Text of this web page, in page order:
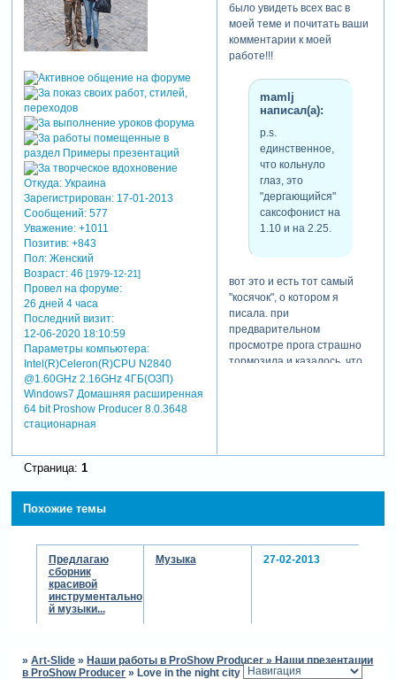
Откуда:Украина
Зарегистрирован: 17-01-2013
Сообщений:577
Уважение: +1011
Позитив: +843
Пол:Женский
Возраст:46 [1979-12-21]
Провел на форуме:
26 дней 4 часа
Последний визит:
12-06-2020 18:10:59
Параметры компьютера:
Intel(R)Celeron(R)CPU N2840
@1.60GHz 2.16GHz 4ГБ(ОЗП)
Windows7 Домашняя расширенная
64 bit Proshow Producer 8.0.3648
стационарная
было увидеть всех вас в
моей теме и почитать ваши
комментарии к моей
работе!!!
mamlj
написал(а):
p.s.
единственное,
что кольнуло
глаз, это
"дергающийся"
саксофонист на
1.10 и на 2.25.
вот это и есть тот самый
"косячок", о котором я
писала. при
предварительном
просмотре прога страшно
тормозила и казалось, что
труднее, чем я
нашла, стала его резать и
маловата по времени,
Страница: 1
Похожие темы
Предлагаю
сборник
красивой
инструментально
й музыки...
Музыка 27-02-2013
»Art-Slide »Наши работы в ProShow Producer »Наши презентации
в ProShow Producer »Love in the night city